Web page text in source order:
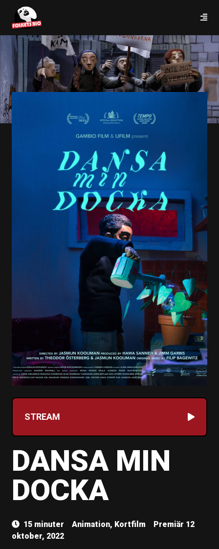
STREAM
DANSA MIN
DOCKA
15 minuter Animation, Kortfilm
Premiär 12
oktober, 2022